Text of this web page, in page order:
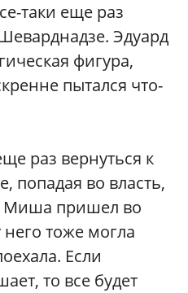
таки еще раз
Эдуард
фигура,
пытался что-
раз вернуться к
попадая во власть,
Миша пришел во
тоже могла
Если
то все будет